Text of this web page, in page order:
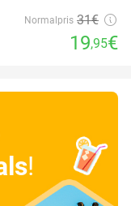
Normalpris 31€
19,95€
!